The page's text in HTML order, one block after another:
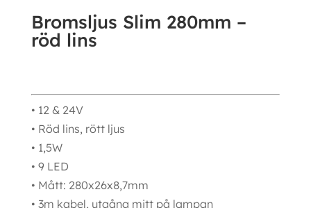
Bromsljus Slim 280mm –
röd lins
• 12 & 24V
• Röd lins, rött ljus
• 1,5W
• 9 LED
• Mått: 280x26x8,7mm
• 3m kabel, utgång mitt på lampan